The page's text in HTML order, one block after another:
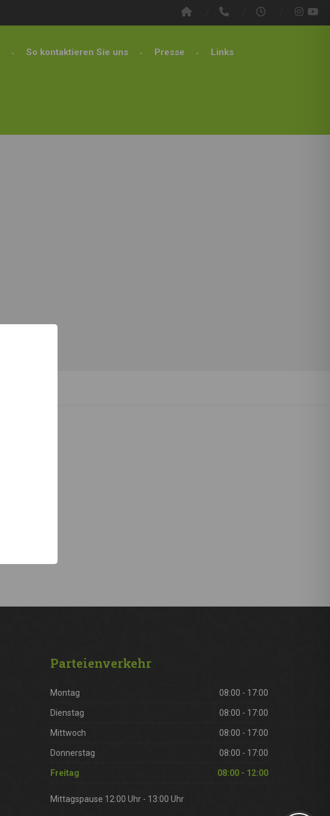
So kontaktieren Sie uns Presse Links
Parteienverkehr
Montag 08:00 - 17:00
Dienstag 08:00 - 17:00
Mittwoch 08:00 - 17:00
Donnerstag 08:00 - 17:00
Freitag 08:00 - 12:00
Mittagspause 12:00 Uhr - 13:00 Uhr